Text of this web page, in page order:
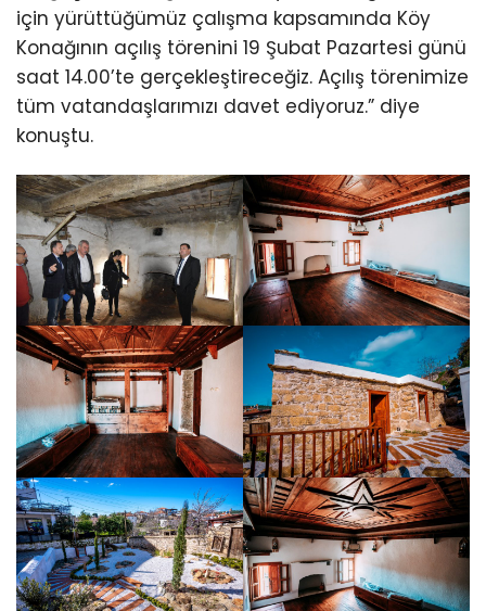
için yürüttüğümüz çalışma kapsamında Köy
Konağının açılış törenini 19 Şubat Pazartesi günü
saat 14.00’te gerçekleştireceğiz. Açılış törenimize
tüm vatandaşlarımızı davet ediyoruz.” diye
konuştu.